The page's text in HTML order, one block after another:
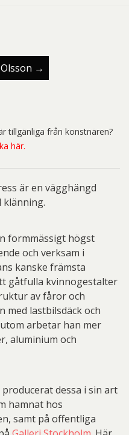
→
tillgänliga från konstnären?
här.
är en vägghängd
formmässigt högst
och verksam i
kanske främsta
gåtfulla kvinnogestalter
av fåror och
med lastbilsdäck och
arbetar han mer
aluminium och
dessa i sin art
hamnat hos
samt på offentliga